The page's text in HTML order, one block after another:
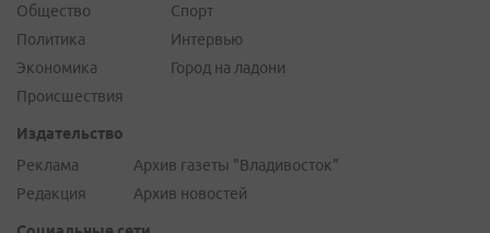
Общество
Политика
Экономика
Происшествия
Спорт
Интервью
Город на ладони
Издательство
Реклама
Редакция
Архив газеты "Владивосток"
Архив новостей